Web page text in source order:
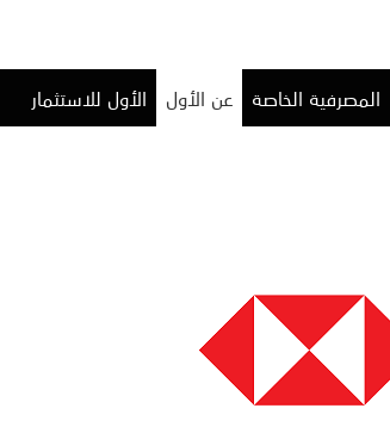
المصرفية الخاصة عن الأول الأول للاستثمار